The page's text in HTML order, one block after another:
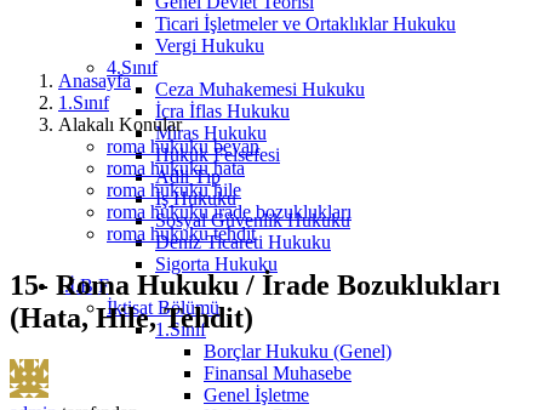
Ticari İşletmeler ve Ortaklıklar Hukuku
Vergi Hukuku
4.Sınıf
Ceza Muhakemesi Hukuku
İcra İflas Hukuku
Miras Hukuku
Hukuk Felsefesi
Adli Tıp
İş Hukuku
Sosyal Güvenlik Hukuku
Deniz Ticareti Hukuku
Sigorta Hukuku
İ.İ.B.F
İktisat Bölümü
1.Sınıf
Borçlar Hukuku (Genel)
Finansal Muhasebe
Genel İşletme
Anasayfa
1.Sınıf
Alakalı Konular
roma hukuku beyan
roma hukuku hata
roma hukuku hile
roma hukuku irade bozuklukları
roma hukuku tehdit
15- Roma Hukuku / İrade Bozuklukları
(Hata, Hile, Tehdit)